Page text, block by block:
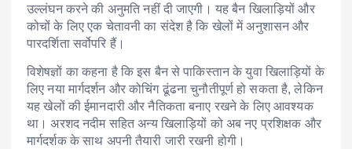
उल्लंघन करने की अनुमति नहीं दी जाएगी। यह बैन खिलाड़ियों और
कोचों के लिए एक चेतावनी का संदेश है कि खेलों में अनुशासन और
पारदर्शिता सर्वोपरि हैं।
विशेषज्ञों का कहना है कि इस बैन से पाकिस्तान के युवा खिलाड़ियों के
लिए नया मार्गदर्शन और कोचिंग ढूंढना चुनौतीपूर्ण हो सकता है, लेकिन
यह खेलों की ईमानदारी और नैतिकता बनाए रखने के लिए आवश्यक
था। अरशद नदीम सहित अन्य खिलाड़ियों को अब नए प्रशिक्षक और
मार्गदर्शक के साथ अपनी तैयारी जारी रखनी होगी।